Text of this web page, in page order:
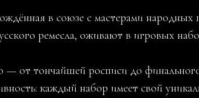
в союзе с мастерами
ремесла, оживают в игровых
— от тончайшей росписи до
каждый набор имеет свой